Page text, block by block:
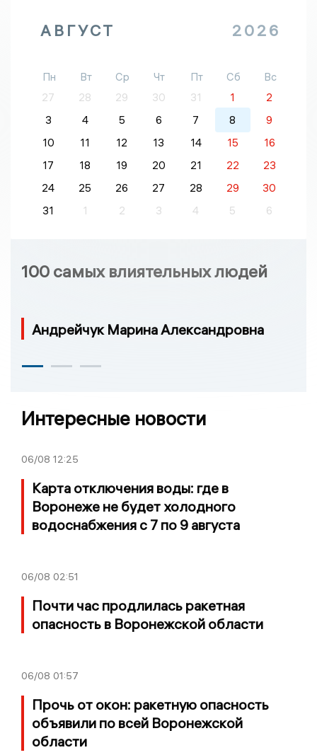
АВГУСТ 2026
Пн Вт Ср Чт Пт Сб
Вс
27
28 29 30 31 1
2
3
4 5 6 7 8
9
10
11 12 13 14 15
16
17
18 19 20 21 22
23
24
25 26 27 28 29
30
31
1 2 3 4 5 6
100 самых влиятельных людей
Андрейчук Марина Александровна
Интересные новости
06/08 12:25
Карта отключения воды: где в
Воронеже не будет холодного
водоснабжения с 7 по 9 августа
06/08 02:51
Почти час продлилась ракетная
опасность в Воронежской области
06/08 01:57
Прочь от окон: ракетную опасность
объявили по всей Воронежской
области